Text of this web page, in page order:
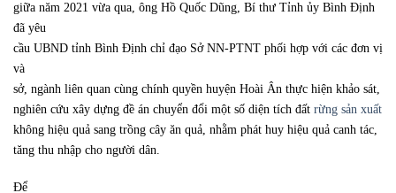
giữa năm 2021 vừa qua, ông Hồ Quốc Dũng, Bí thư Tỉnh ủy Bình Định
đã yêu
cầu UBND tỉnh Bình Định chỉ đạo Sở NN-PTNT phối hợp với các đơn vị
và
sở, ngành liên quan cùng chính quyền huyện Hoài Ân thực hiện khảo sát,
nghiên cứu xây dựng đề án chuyển đổi một số diện tích đất rừng sản xuất
không hiệu quả sang trồng cây ăn quả, nhằm phát huy hiệu quả canh tác,
tăng thu nhập cho người dân.
Để